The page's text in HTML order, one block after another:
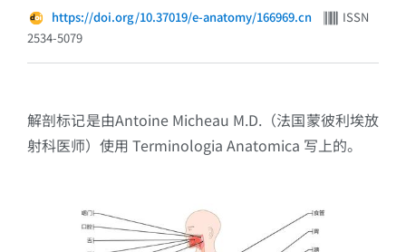
https://doi.org/10.37019/e-anatomy/166969.cn
ISSN
2534-5079
解剖标记是由Antoine Micheau M.D.（法国蒙彼利埃放
射科医师）使用 Terminologia Anatomica 写上的。